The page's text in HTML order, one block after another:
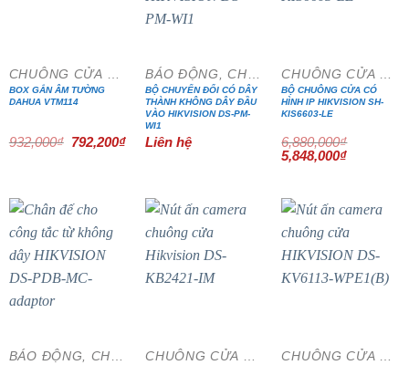
BOX GẮN ÂM TƯỜNG
DAHUA VTM114
932,000₫
Giá
792,200₫Giá
BỘ CHUYỂN ĐỔI CÓ DÂY
THÀNH KHÔNG DÂY ĐẦU
VÀO HIKVISION DS-PM-
WI1
Liên hệ
BỘ CHUÔNG CỬA CÓ
HÌNH IP HIKVISION SH-
KIS6603-LE
6,880,000₫
Giá
gốc
5,848,000₫Giá
BÁO ĐỘNG, CHỐNG TRỘM CHUÔNG CỬA MÀN HÌNH CHUÔNG CỬA MÀN HÌNH